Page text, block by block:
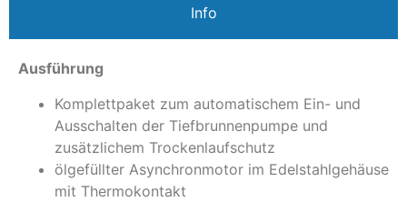
Info
Ausführung
Komplettpaket zum automatischem Ein- und
Ausschalten der Tiefbrunnenpumpe und
zusätzlichem Trockenlaufschutz
ölgefüllter Asynchronmotor im Edelstahlgehäuse
mit Thermokontakt